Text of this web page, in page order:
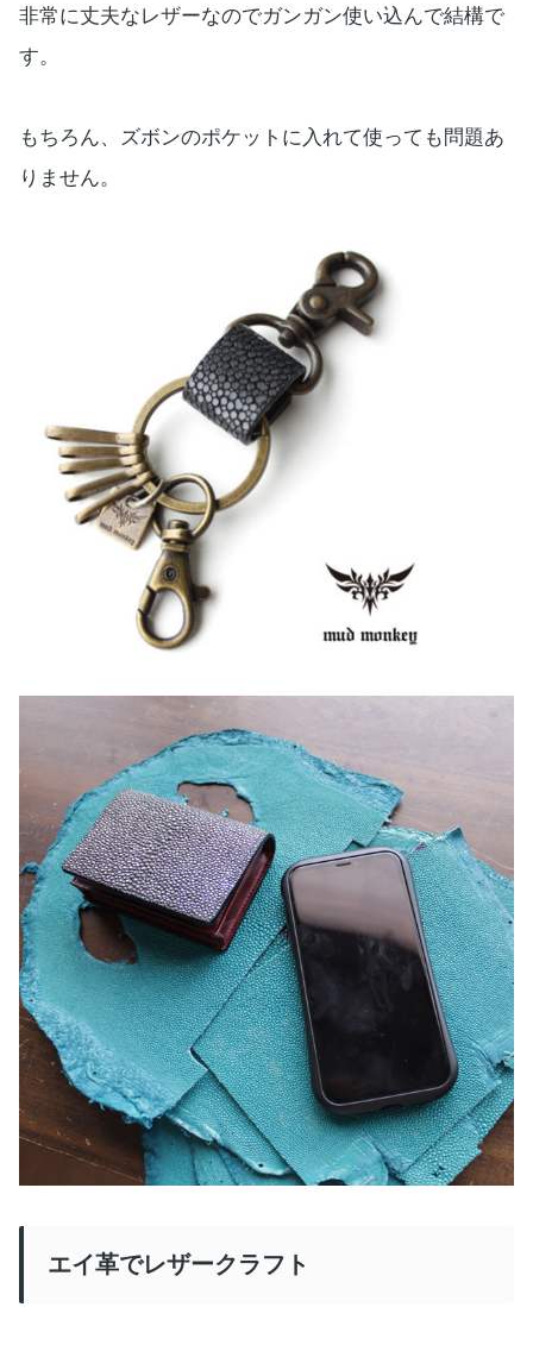
非常に丈夫なレザーなのでガンガン使い込んで結構で
す。
もちろん、ズボンのポケットに入れて使っても問題あ
りません。
エイ革でレザークラフト